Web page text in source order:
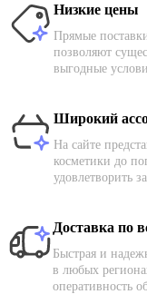
Низкие цены
Прямые
позволяют
выгодные
Широкий
На сайте
косметики до
удовлетворить
Доставка по
Быстрая и
в любых
оперативность